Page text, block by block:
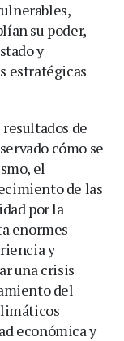
su poder,
y
estratégicas
de
cómo se
el
de las
por la
enormes
y
una crisis
del
económica y